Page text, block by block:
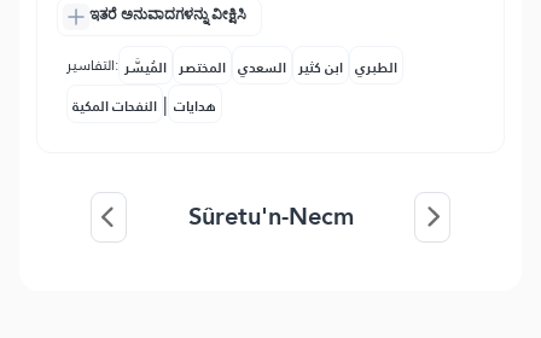
ಇತರೆ ಅನುವಾದಗಳನ್ನು ವೀಕ್ಷಿಸಿ
التفاسير: المُيسَّر المختصر السعدي ابن كثير الطبري
النفحات المكية | هدايات
Sûretu'n-Necm